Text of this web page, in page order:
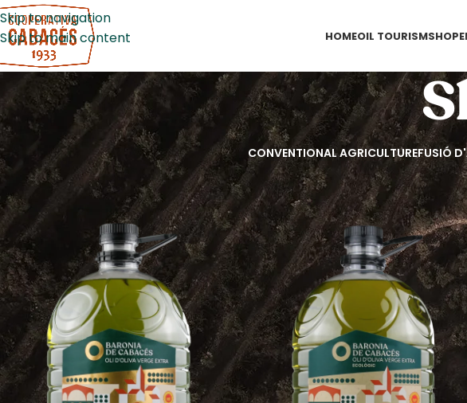
Skip to navigation
Skip to main content
HOMEOIL TOURISMSHOP
CONVENTIONAL AGRICULTUREFUSIÓ
Home/Shop